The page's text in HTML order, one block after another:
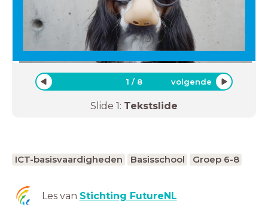
1 / 8 volgende
Slide 1: Tekstslide
ICT-basisvaardigheden Basisschool Groep 6-8
Les van Stichting FutureNL